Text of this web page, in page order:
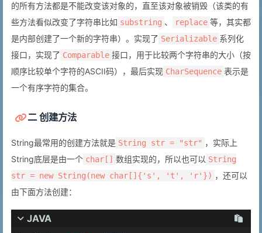
的所有方法都是不能改变该对象的，直至该对象被销毁（该类的有
些方法看似改变了字符串比如 substring 、 replace 等，其实都
是内部创建了一个新的字符串）。实现了 Serializable 系列化
接口，实现了 Comparable 接口，用于比较两个字符串的大小（按
顺序比较单个字符的ASCII码），最后实现 CharSequence 表示是
一个有序字符的集合。
二 创建方法
String最常用的创建方法就是 String str = "str" ，实际上
String底层是由一个 char[] 数组实现的，所以也可以 String
str = new String(new char[]{'s', 't', 'r'}) ，还可以
由下面方法创建：
JAVA